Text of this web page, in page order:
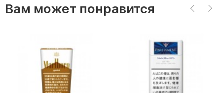
Вам может понравится